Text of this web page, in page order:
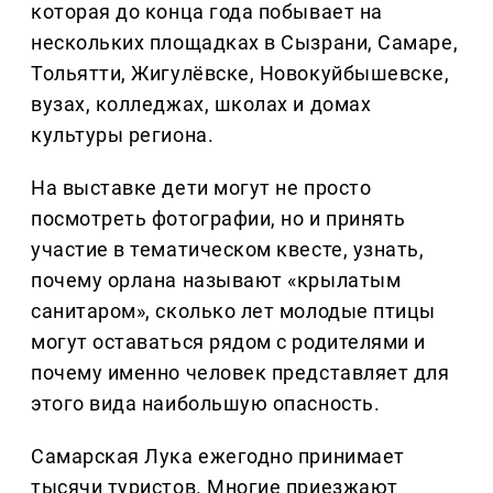
которая до конца года побывает на
нескольких площадках в Сызрани, Самаре,
Тольятти, Жигулёвске, Новокуйбышевске,
вузах, колледжах, школах и домах
культуры региона.
На выставке дети могут не просто
посмотреть фотографии, но и принять
участие в тематическом квесте, узнать,
почему орлана называют «крылатым
санитаром», сколько лет молодые птицы
могут оставаться рядом с родителями и
почему именно человек представляет для
этого вида наибольшую опасность.
Самарская Лука ежегодно принимает
тысячи туристов. Многие приезжают